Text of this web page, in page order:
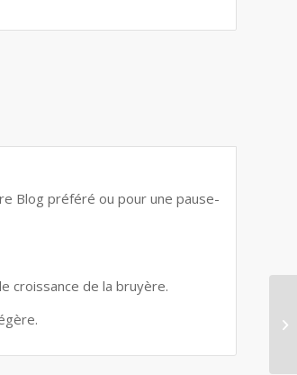
Blog préféré ou pour une pause-
croissance de la bruyère.